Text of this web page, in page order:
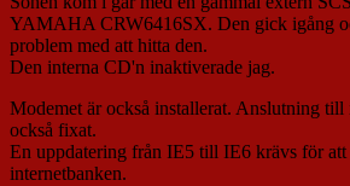
YAMAHA CRW6416SX. Den gick igång
problem med att hitta den.
Den interna CD'n inaktiverade jag.
Modemet är också installerat. Anslutning till
också fixat.
En uppdatering från IE5 till IE6 krävs för att
internetbanken.